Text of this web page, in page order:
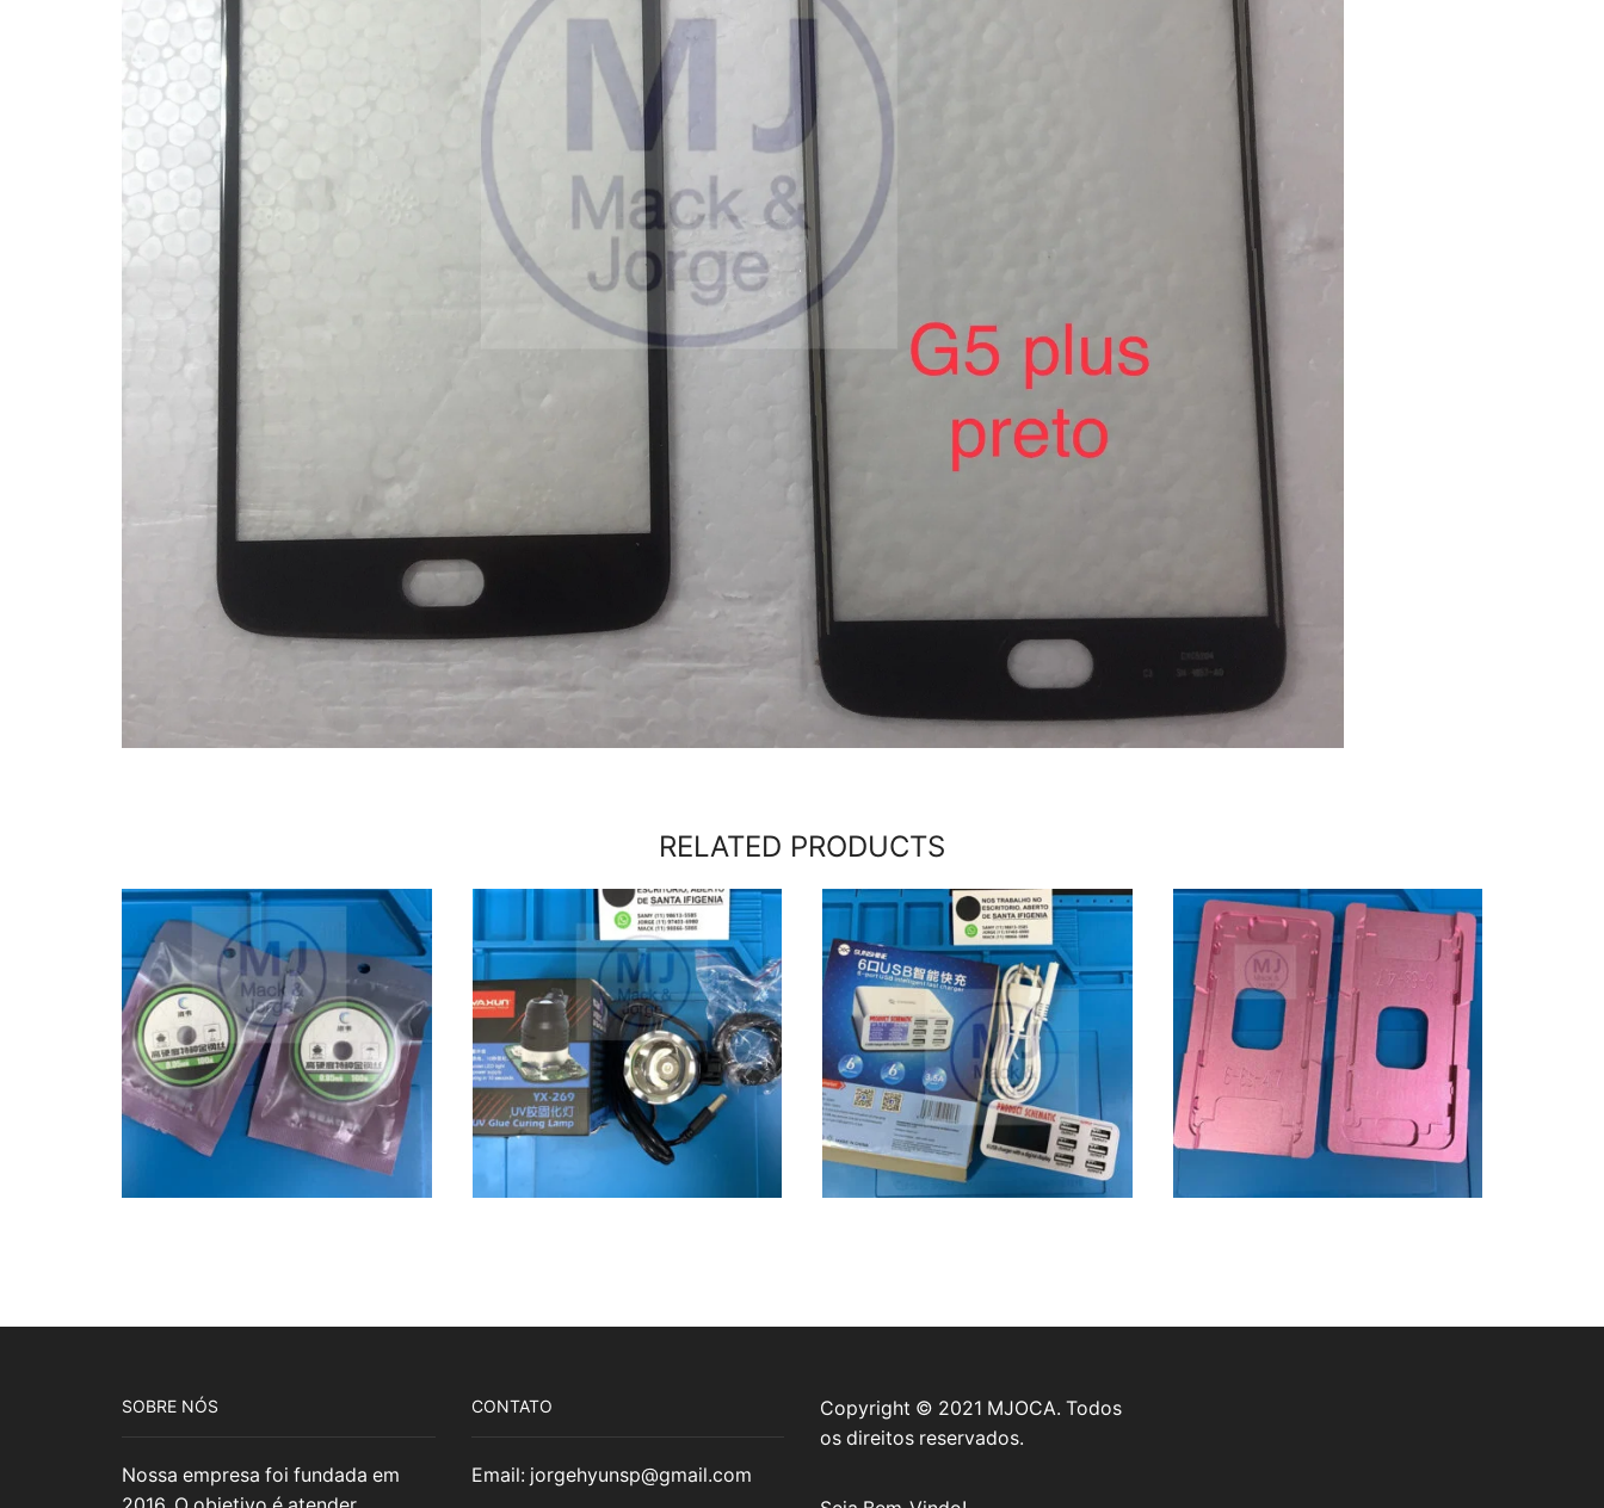
RELATED PRODUCTS
SOBRE NÓS
Nossa empresa foi fundada em
CONTATO
Email: jorgehyunsp@gmail.com
Copyright © 2021 MJOCA. Todos
os direitos reservados.